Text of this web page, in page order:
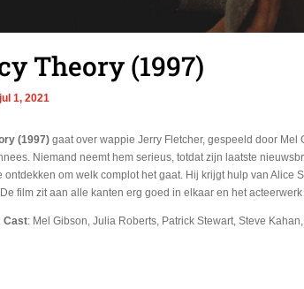
Theory (1997)
jul 1, 2021
(1997)gaat over wappie Jerry Fletcher, gespeeld door Mel
Niemand neemt hem serieus, totdat zijn laatste
om welk complot het gaat. Hij krijgt hulp van Alice
film zit aan alle kanten erg goed in elkaar en het
Cast: Mel Gibson, Julia Roberts, Patrick Stewart, Steve